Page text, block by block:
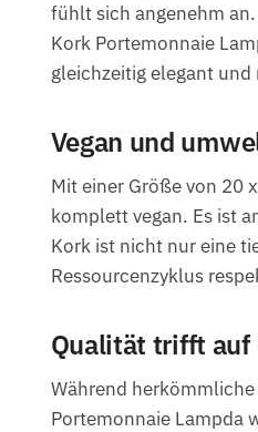
fühlt sich angenehm
Kork Portemonnaie
gleichzeitig elegant
Vegan und
Mit einer Größe von 20
komplett vegan. Es ist
Kork ist nicht nur eine
Ressourcenzyklus
Qualität trifft auf
Während
Portemonnaie Lampda